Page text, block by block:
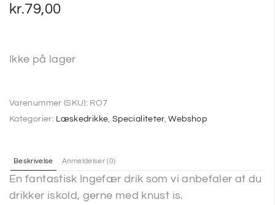
kr.79,00
Ikke på lager
Varenummer (SKU): RO7
Kategorier: Læskedrikke,Specialiteter,Webshop
Beskrivelse Anmeldelser (0)
En fantastisk Ingefær drik som vi anbefaler at du
drikker iskold, gerne med knust is.